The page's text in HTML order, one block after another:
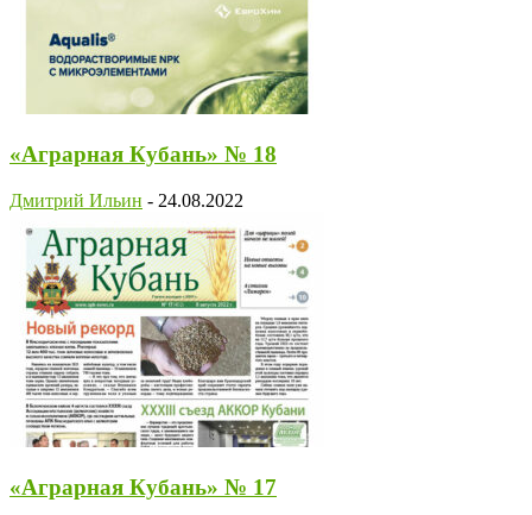
«Аграрная Кубань» № 18
Дмитрий Ильин - 24.08.2022
«Аграрная Кубань» № 17